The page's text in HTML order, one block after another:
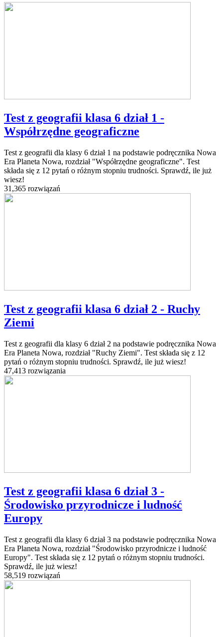
Test z geografii klasa 6 dział 1 -
Współrzędne geograficzne
Test z geografii dla klasy 6 dział 1 na podstawie podręcznika Nowa
Era Planeta Nowa, rozdział "Współrzędne geograficzne". Test
składa się z 12 pytań o różnym stopniu trudności. Sprawdź, ile już
wiesz!
31,365 rozwiązań
Test z geografii klasa 6 dział 2 - Ruchy
Ziemi
Test z geografii dla klasy 6 dział 2 na podstawie podręcznika Nowa
Era Planeta Nowa, rozdział "Ruchy Ziemi". Test składa się z 12
pytań o różnym stopniu trudności. Sprawdź, ile już wiesz!
47,413 rozwiązania
Test z geografii klasa 6 dział 3 -
Środowisko przyrodnicze i ludność
Europy
Test z geografii dla klasy 6 dział 3 na podstawie podręcznika Nowa
Era Planeta Nowa, rozdział "Środowisko przyrodnicze i ludność
Europy". Test składa się z 12 pytań o różnym stopniu trudności.
Sprawdź, ile już wiesz!
58,519 rozwiązań